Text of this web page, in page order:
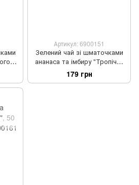
50
Артикул: 6900151
Зелений чай зі шматочками
ананаса та імбиру "Тропічна
мрія", 50 г ТМ Pink Elephant
179 грн